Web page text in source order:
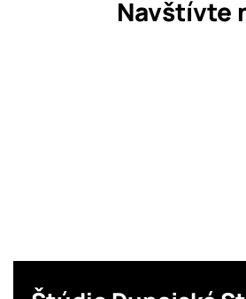
Navštívte